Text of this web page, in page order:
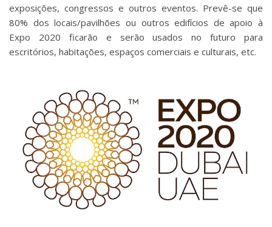
exposições, congressos e outros eventos. Prevê-se que
80% dos locais/pavilhões ou outros edifícios de apoio à
Expo 2020 ficarão e serão usados no futuro para
escritórios, habitações, espaços comerciais e culturais, etc.